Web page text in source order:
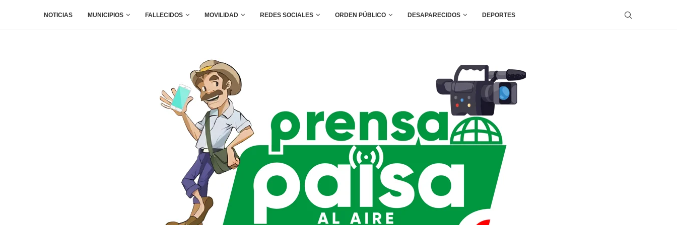
NOTICIAS MUNICIPIOS FALLECIDOS MOVILIDAD REDES SOCIALES ORDEN PÚBLICO DESAPARECIDOS DEPORTES